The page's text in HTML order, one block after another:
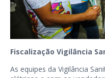
Fiscalização Vigilância
As equipes da Vigilância